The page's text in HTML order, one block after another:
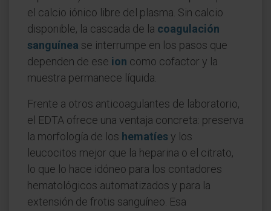
el calcio iónico libre del plasma. Sin calcio
disponible, la cascada de la coagulación
sanguínea se interrumpe en los pasos que
dependen de ese ion como cofactor y la
muestra permanece líquida.
Frente a otros anticoagulantes de laboratorio,
el EDTA ofrece una ventaja concreta: preserva
la morfología de los hematíesy los
leucocitos mejor que la heparina o el citrato,
lo que lo hace idóneo para los contadores
hematológicos automatizados y para la
extensión de frotis sanguíneo. Esa